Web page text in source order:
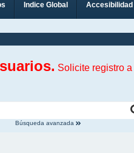
Indice Global Accesibilidad
Solicite registro a
Búsqueda avanzada